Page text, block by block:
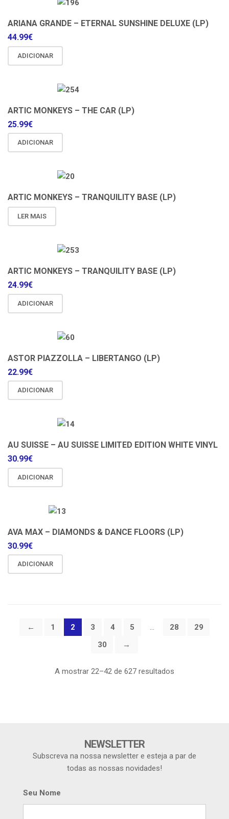
ARIANA GRANDE – ETERNAL SUNSHINE DELUXE (LP)
44.99€
ADICIONAR
ARTIC MONKEYS – THE CAR (LP)
25.99€
ADICIONAR
ARTIC MONKEYS – TRANQUILITY BASE (LP)
LER MAIS
ARTIC MONKEYS – TRANQUILITY BASE (LP)
24.99€
ADICIONAR
ASTOR PIAZZOLLA – LIBERTANGO (LP)
22.99€
ADICIONAR
AU SUISSE – AU SUISSE LIMITED EDITION WHITE VINYL
30.99€
ADICIONAR
AVA MAX – DIAMONDS & DANCE FLOORS (LP)
30.99€
ADICIONAR
← 1 2 3 4 5 … 28
29
30
→
A mostrar 22–42 de 627 resultados
NEWSLETTER
Subscreva na nossa newsletter e esteja a par de
todas as nossas novidades!
Seu Nome